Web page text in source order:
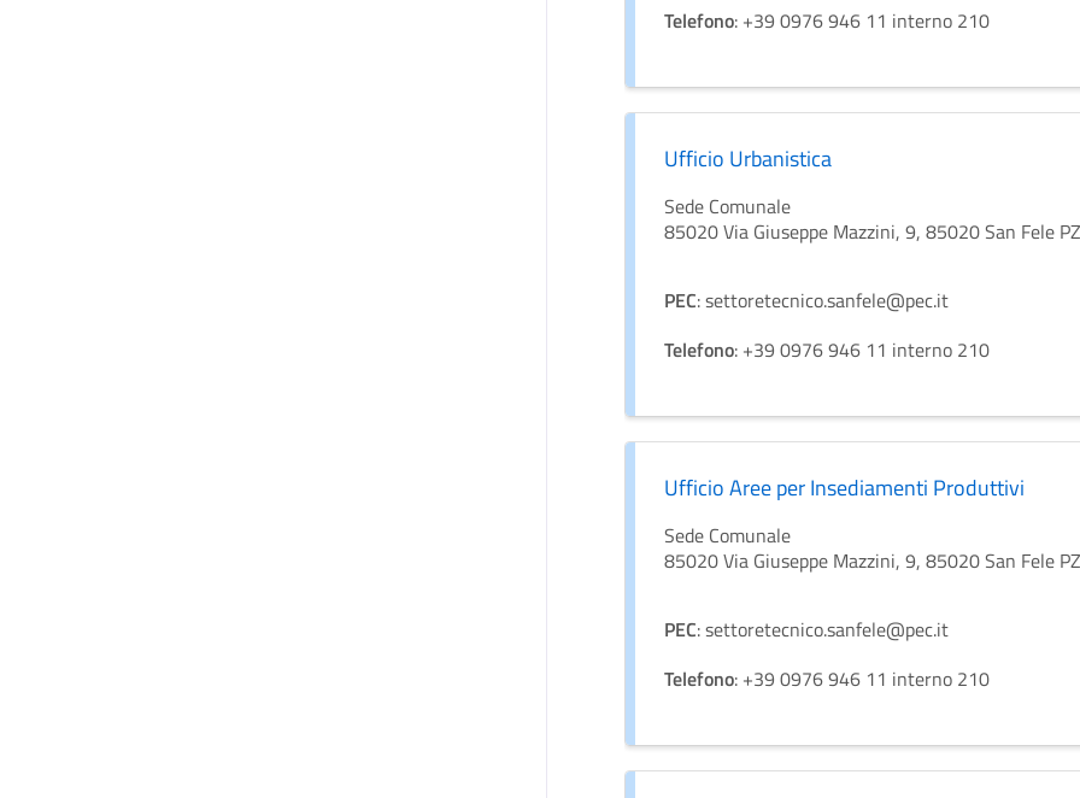
Telefono: +39 0976 946 11 interno 210
Ufficio Urbanistica
Sede Comunale
85020 Via Giuseppe Mazzini, 9, 85020 San Fele
PEC: settoretecnico.sanfele@pec.it
Telefono: +39 0976 946 11 interno 210
Ufficio Aree per Insediamenti Produttivi
Sede Comunale
85020 Via Giuseppe Mazzini, 9, 85020 San Fele
PEC: settoretecnico.sanfele@pec.it
Telefono: +39 0976 946 11 interno 210